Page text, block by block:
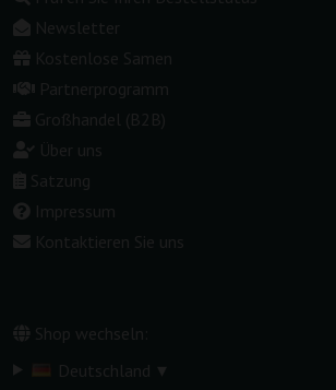
Newsletter
Kostenlose Samen
Partnerprogramm
Großhandel (B2B)
Über uns
Satzung
Impressum
Kontaktieren Sie uns
Shop wechseln:
Deutschland ▾